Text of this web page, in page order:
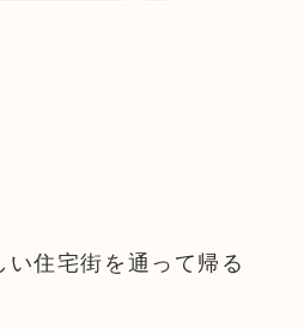
い住宅街を通って帰る